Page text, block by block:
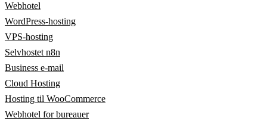
Webhotel
WordPress-hosting
VPS-hosting
Selvhostet n8n
Business e-mail
Cloud Hosting
Hosting til WooCommerce
Webhotel for bureauer